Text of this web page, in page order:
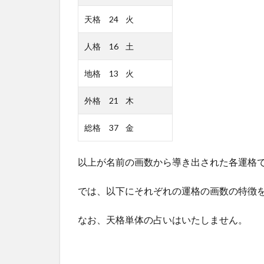
天格 24 火
人格 16 土
地格 13 火
外格 21 木
総格 37 金
以上が名前の画数から導き出された各運格で
では、以下にそれぞれの運格の画数の特徴
なお、天格単体の占いはいたしません。